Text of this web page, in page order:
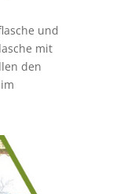
und
mit
den